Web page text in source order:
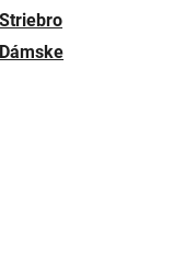
Striebro
Dámske